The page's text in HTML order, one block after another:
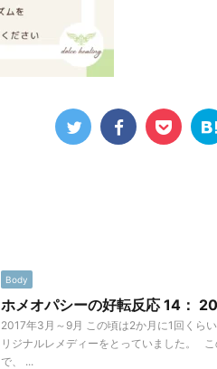
Body
ホメオパシーの好転反応 14：
2017年3月～9月 この頃は2か月に1回くら
リジナルレメディーをとっていました。
で、 ...